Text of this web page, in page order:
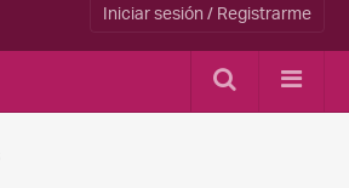
Iniciar sesión / Registrarme